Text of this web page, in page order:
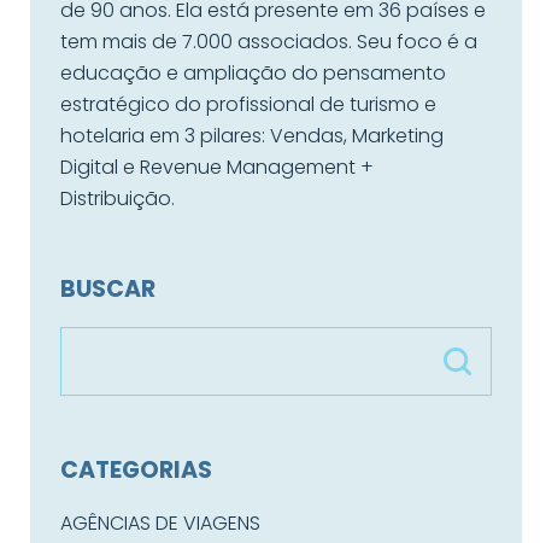
de 90 anos. Ela está presente em 36 países e
tem mais de 7.000 associados. Seu foco é a
educação e ampliação do pensamento
estratégico do profissional de turismo e
hotelaria em 3 pilares: Vendas, Marketing
Digital e Revenue Management +
Distribuição.
BUSCAR
CATEGORIAS
AGÊNCIAS DE VIAGENS